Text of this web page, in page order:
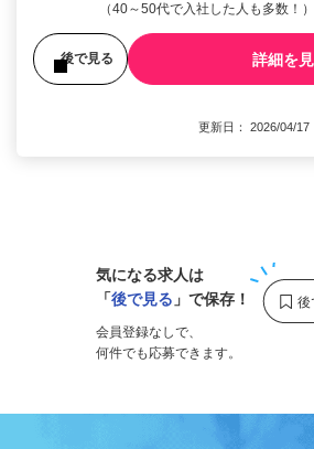
（40～50代で入社した人も多数
後で見る 詳細を
更新日： 2026/04/
気になる求人は
「後で見る 」で保存！
会員登録なしで、
何件でも応募できます。